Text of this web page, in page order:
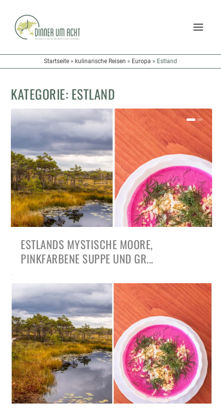
Startseite » kulinarische Reisen » Europa » Estland
KATEGORIE: ESTLAND
ESTLANDS MYSTISCHE MOORE,
PINKFARBENE SUPPE UND GR...